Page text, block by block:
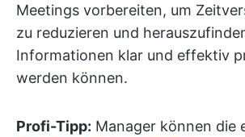
Meetings vorbereiten, um
zu reduzieren und
Informationen klar und effektiv
werden können.
Profi-Tipp: Manager können die